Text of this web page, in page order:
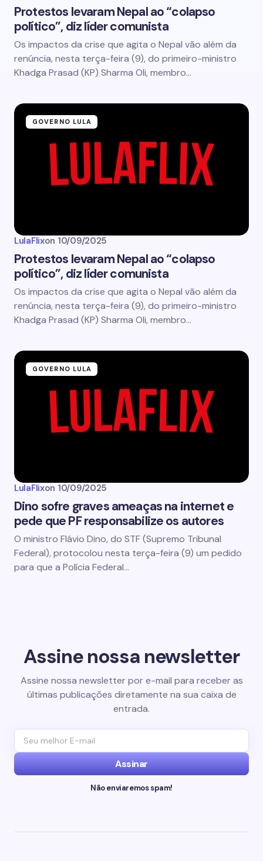
Protestos levaram Nepal ao “colapso
político”, diz líder comunista
Os impactos da crise que agita o Nepal vão além da
renúncia, nesta terça-feira (9), do primeiro-ministro
Khadga Prasad (KP) Sharma Oli, membro…
GOVERNO LULA
LulaFlixon 10/09/2025
Protestos levaram Nepal ao “colapso
político”, diz líder comunista
Os impactos da crise que agita o Nepal vão além da
renúncia, nesta terça-feira (9), do primeiro-ministro
Khadga Prasad (KP) Sharma Oli, membro…
GOVERNO LULA
LulaFlixon 10/09/2025
Dino sofre graves ameaças na internet e
pede que PF responsabilize os autores
O ministro Flávio Dino, do STF (Supremo Tribunal
Federal), protocolou nesta terça-feira (9) um pedido
para que a Polícia Federal…
Assine nossa newsletter
Assine nossa newsletter por e-mail para receber as
últimas publicações diretamente na sua caixa de
entrada.
Assinar
Não enviaremos spam!